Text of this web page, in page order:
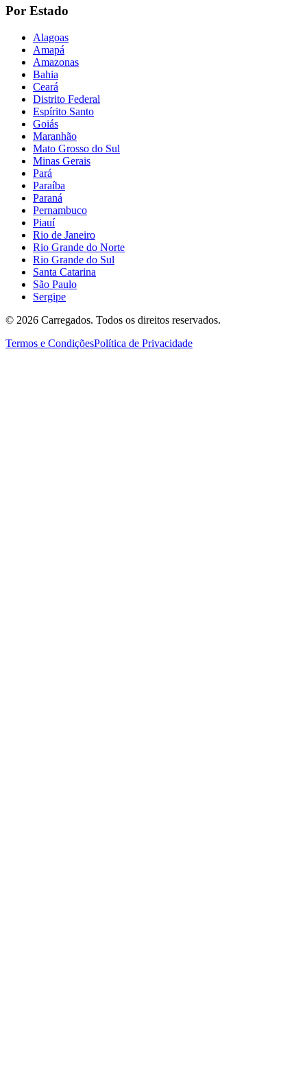
Por Estado
Alagoas
Amapá
Amazonas
Bahia
Ceará
Distrito Federal
Espírito Santo
Goiás
Maranhão
Mato Grosso do Sul
Minas Gerais
Pará
Paraíba
Paraná
Pernambuco
Piauí
Rio de Janeiro
Rio Grande do Norte
Rio Grande do Sul
Santa Catarina
São Paulo
Sergipe
© 2026 Carregados. Todos os direitos reservados.
Termos e CondiçõesPolítica de Privacidade